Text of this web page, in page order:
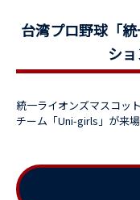
台湾プロ野球「
シ
統一ライオンズマスコッ
チーム「Uni-girls」が来